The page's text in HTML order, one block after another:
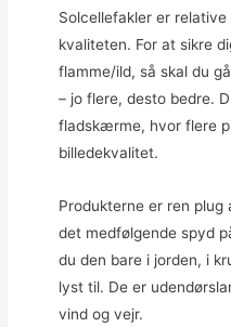
Solcellefakler er
kvaliteten. For at sikre
flamme/ild, så skal du
– jo flere, desto bedre.
fladskærme, hvor flere
billedekvalitet.
Produkterne er ren
det medfølgende spyd
du den bare i jorden, i
lyst til. De er
vind og vejr.